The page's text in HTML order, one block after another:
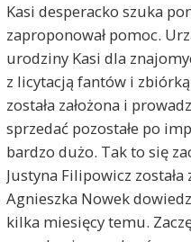
Kasi desperacko szuka
zaproponował pomoc.
urodziny Kasi dla
z licytacją fantów i
została założona i
sprzedać pozostałe po
bardzo dużo. Tak to się
Justyna Filipowicz
Agnieszka Nowek
kilka miesięcy temu.